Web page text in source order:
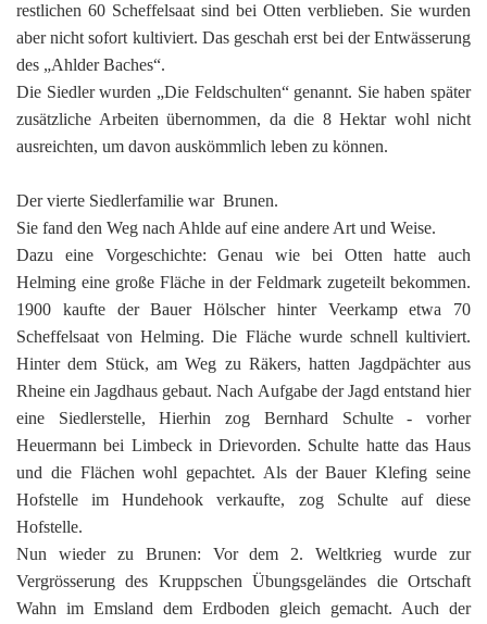
restlichen 60 Scheffelsaat sind bei Otten verblieben. Sie wurden
aber nicht sofort kultiviert. Das geschah erst bei der Entwässerung
des „Ahlder Baches“.
Die Siedler wurden „Die Feldschulten“ genannt. Sie haben später
zusätzliche Arbeiten übernommen, da die 8 Hektar wohl nicht
ausreichten, um davon auskömmlich leben zu können.
Der vierte Siedlerfamilie war Brunen.
Sie fand den Weg nach Ahlde auf eine andere Art und Weise.
Dazu eine Vorgeschichte: Genau wie bei Otten hatte auch
Helming eine große Fläche in der Feldmark zugeteilt bekommen.
1900 kaufte der Bauer Hölscher hinter Veerkamp etwa 70
Scheffelsaat von Helming. Die Fläche wurde schnell kultiviert.
Hinter dem Stück, am Weg zu Räkers, hatten Jagdpächter aus
Rheine ein Jagdhaus gebaut. Nach Aufgabe der Jagd entstand hier
eine Siedlerstelle, Hierhin zog Bernhard Schulte - vorher
Heuermann bei Limbeck in Drievorden. Schulte hatte das Haus
und die Flächen wohl gepachtet. Als der Bauer Klefing seine
Hofstelle im Hundehook verkaufte, zog Schulte auf diese
Hofstelle.
Nun wieder zu Brunen: Vor dem 2. Weltkrieg wurde zur
Vergrösserung des Kruppschen Übungsgeländes die Ortschaft
Wahn im Emsland dem Erdboden gleich gemacht. Auch der